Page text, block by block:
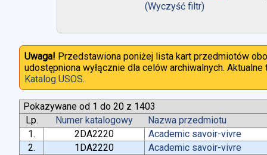
(Wyczyść filtr)
Uwaga! Przedstawiona poniżej lista kart przedmiotów
udostępniona wyłącznie dla celów archiwalnych.
Katalog USOS.
Pokazywane od 1 do 20 z 1403
Lp.
Numer katalogowy
Nazwa przedmiotu
1.
2DA2220
Academic savoir-vivre
2.
1DA2220
Academic savoir-vivre